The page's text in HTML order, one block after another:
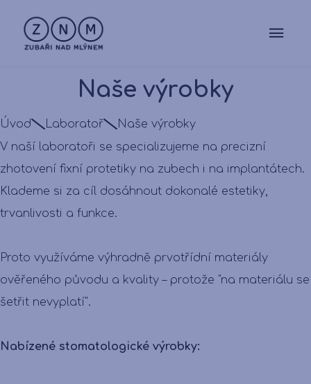
Naše výrobky
Úvod Laboratoř
Naše výrobky
V naší laboratoři se specializujeme na precizní
zhotovení fixní protetiky na zubech i na implantátech.
Klademe si za cíl dosáhnout dokonalé estetiky,
trvanlivosti a funkce.
Proto využíváme výhradně prvotřídní materiály
ověřeného původu a kvality – protože "na materiálu se
šetřit nevyplatí".
Nabízené stomatologické výrobky: